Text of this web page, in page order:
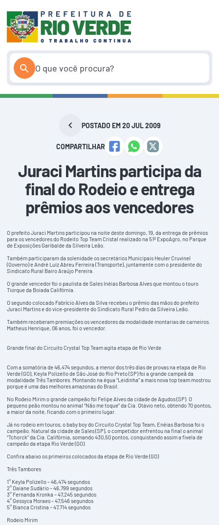
conteúdo
POSTADO EM 20 JUL 2009
COMPARTILHAR
Juraci Martins participa da
final do Rodeio e entrega
prêmios aos vencedores
O prefeito Juraci Martins participou na noite deste domingo, 19, da entrega de prêmios
para os vencedores do Rodeito Top Team Cristal realizado na 51ª ExpoAgro, no Parque
de Exposições Garibalde da Silveira Leão.
Também participaram da solenidade os secretários Municipais Heuler Cruvinel
(Governo) e André Luiz Abreu Ferreira (Transporte), juntamente com o presidente do
Sindicato Rural Bairo Araújo Pereira.
O grande vencedor foi o paulista de Sales Inéias Barbosa Alves que montou o touro
Tiorque da Boiada Califórnia.
O segundo colocado Fabrício Alves da Silva recebeu o prêmio das mãos do prefeito
Juraci Martins e do vice-presidente do Sindicato Rural Pedro da Silveira Leão.
Também receberam premiações os vencedores da modalidade montarias de carneiros.
Matheus Henrique, 06 anos, foi o vencedor.
Grande final do Circuito Crystal Top Team agita etapa de Rio Verde
Com a somatória de 46,474 segundos, a menor dos três dias de provas na etapa de Rio
Verde (GO), Keyla Polizello de São José do Rio Preto (SP) foi a grande campeã da
modalidade Três Tambores. Montando na égua “Leidinha” a mais nova top team mostrou
porque é uma das melhores amazonas do Brasil.
No Rodeio Mirim o grande campeão foi Felipe Alves da cidade de Agudos (SP). O
pequeno peão montou no animal “Não me toque” da Cia. Otávio neto, obtendo 70 pontos,
a maior da noite, ficando com o primeiro lugar.
Já no rodeio em touros, o baby boy do Circuito Crystal Top Team, Enéias Barbosa foi o
campeão. Natural da cidade de Sales (SP), o competidor enfrentou na final o animal
“Tchorck” da Cia. Califórnia, somando 430,50 pontos, conquistando assim a fivela de
campeão da etapa Rio Verde (GO).
Confira abaixo os primeiros colocados da etapa de Rio Verde (GO)
Três Tambores
1° Keyla Polizello – 46,474 segundos
2° Daiane Sudário – 46,799 segundos
3° Fernanda Kronka – 47,245 segundos
4° Gessyca Moraes – 47,546 segundos
5° Bianca Cristina – 47,714 segundos
Rodeio Mirim